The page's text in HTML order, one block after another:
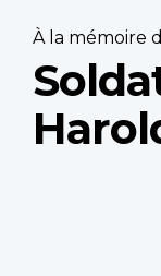
À la mémoire